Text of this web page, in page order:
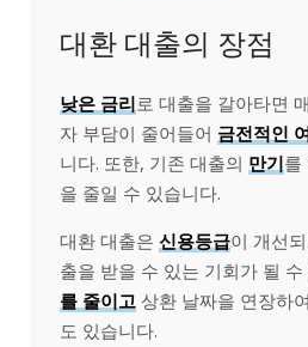
대환 대출의 장점
낮은 금리로 대출을 갈아타면
자 부담이 줄어들어 금전적인
니다. 또한, 기존 대출의 만기를
을 줄일 수 있습니다.
대환 대출은 신용등급이 개선
출을 받을 수 있는 기회가 될 수
를 줄이고 상환 날짜을 연장하
도 있습니다.